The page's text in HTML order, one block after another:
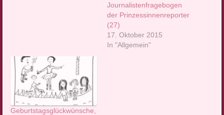
Journalistenfragebogen
der Prinzessinnenreporter
(27)
17. Oktober 2015
In "Allgemein"
Geburtstagsglückwünsche,